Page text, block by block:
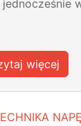
więcej